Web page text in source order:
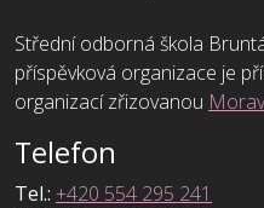
Střední odborná škola
příspěvková organizace je
organizací zřizovanou
Telefon
Tel.: +420 554 295 241